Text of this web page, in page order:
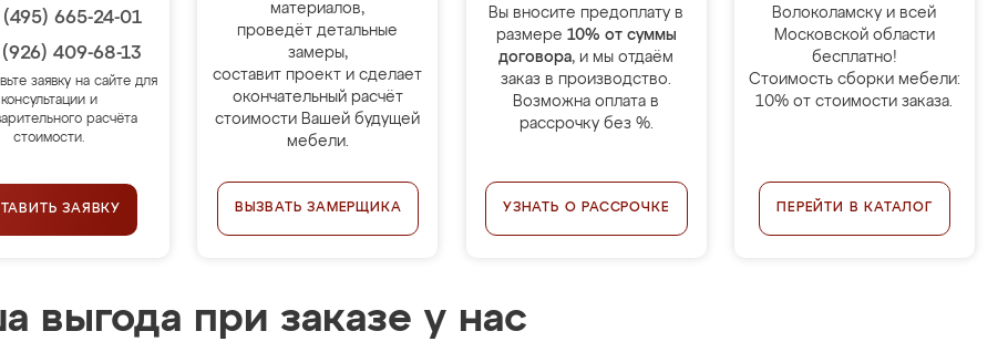
665-24-01
409-68-13
заявку на сайте для
консультации и
расчёта
стоимости.
ЗАЯВКУ
материалов,
проведёт детальные
замеры,
составит проект и сделает
окончательный расчёт
стоимости Вашей будущей
мебели.
ВЫЗВАТЬ ЗАМЕРЩИКА
Вы вносите предоплату в
размере 10% от суммы
договора, и мы отдаём
заказ в производство.
Возможна оплата в
рассрочку без %.
УЗНАТЬ О РАССРОЧКЕ
Волоколамску и всей
Московской области
бесплатно!
Стоимость сборки мебели:
10% от стоимости заказа.
ПЕРЕЙТИ В КАТАЛОГ
выгода при заказе у нас